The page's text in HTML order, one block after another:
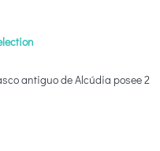
antiguo de Alcúdia posee 2